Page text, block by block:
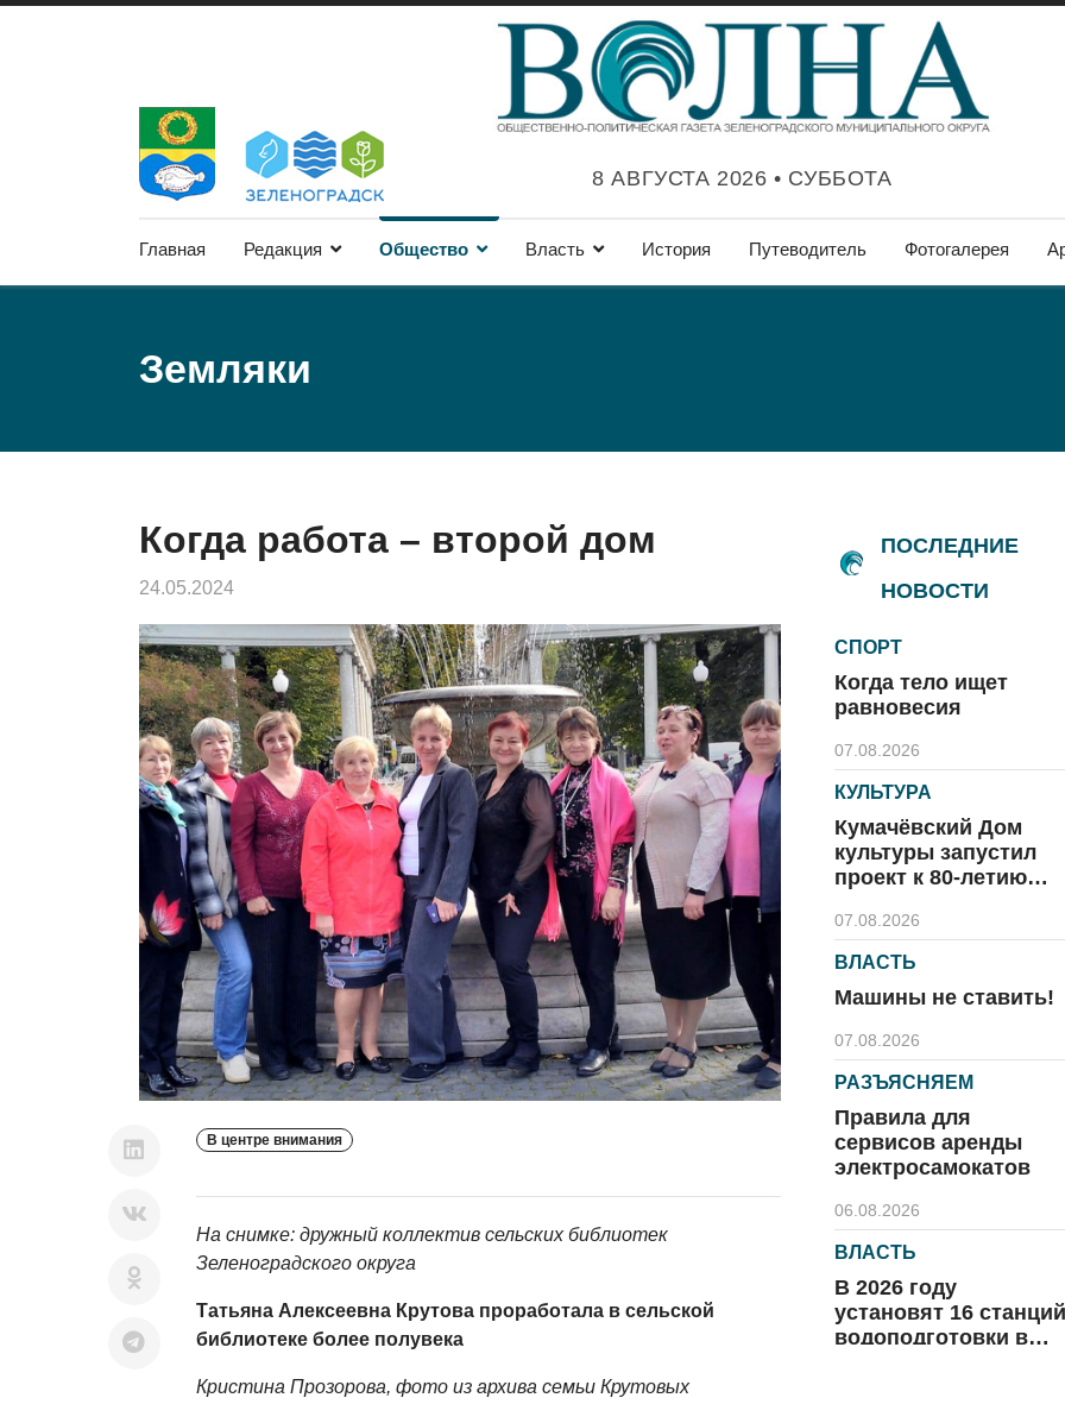
8 АВГУСТА 2026 • СУББОТА
Главная Редакция Общество Власть История Путеводитель Фотогалерея
Земляки
Когда работа – второй дом
24.05.2024
В центре внимания
На снимке: дружный коллектив сельских библиотек
Зеленоградского округа
Татьяна Алексеевна Крутова проработала в сельской
библиотеке более полувека
Кристина Прозорова, фото из архива семьи Крутовых
ПОСЛЕДНИЕ
НОВОСТИ
СПОРТ
Когда тело ищет
равновесия
07.08.2026
КУЛЬТУРА
Кумачёвский Дом
культуры запустил
проект к 80-летию
07.08.2026
ВЛАСТЬ
Машины не ставить!
07.08.2026
РАЗЪЯСНЯЕМ
Правила для
сервисов аренды
электросамокатов
06.08.2026
ВЛАСТЬ
В 2026 году
установят 16 станций
водоподготовки в